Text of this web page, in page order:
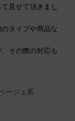
見せて頂きまし
タイプや商品な
その際の対応も
ージュ系